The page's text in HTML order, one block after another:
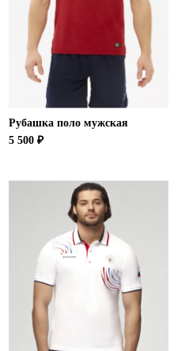
Ханты-Мансийский автономный округ (3)
Челябинская область (2)
Ямало-Ненецкий автономный округ (1)
Ярославская область (1)
Рубашка поло мужская
5 500 ₽